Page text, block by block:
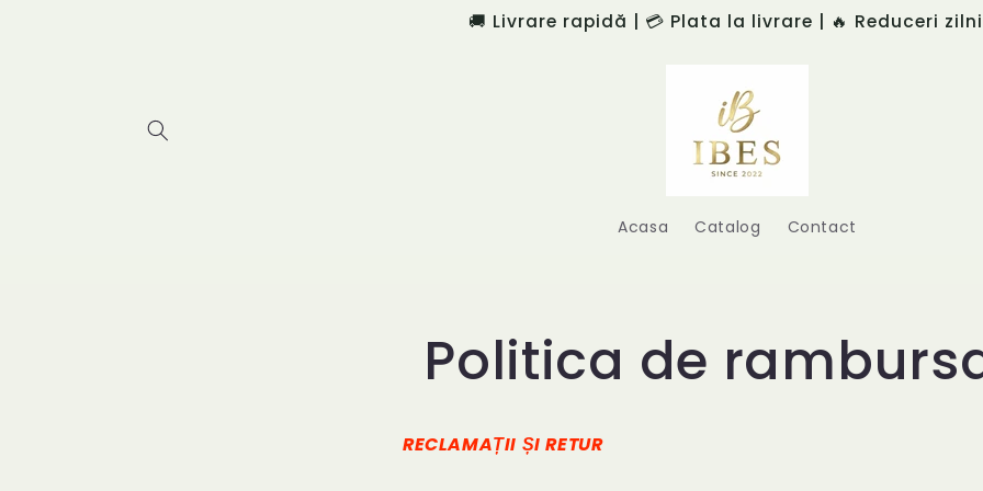
🚚 Livrare rapidă | 💳 Plata la livrare | 🔥 Reduceri
Acasa Catalog Contact
Politica de
RECLAMAȚII ȘI RETUR